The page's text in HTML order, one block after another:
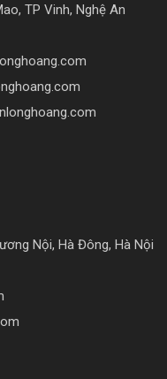
TP Vinh, Nghệ An
Nội, Hà Đông, Hà Nội